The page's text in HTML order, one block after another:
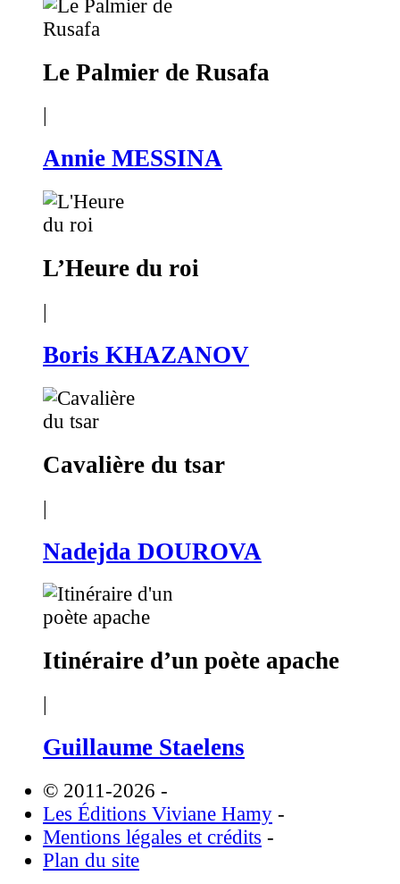
Le Palmier de Rusafa
Annie MESSINA
L’Heure du roi
|
Boris KHAZANOV
Cavalière du tsar
|
Nadejda DOUROVA
Itinéraire d’un poète apache
Guillaume Staelens
© 2011-2026 -
Les Éditions Viviane Hamy -
Mentions légales et crédits -
Plan du site